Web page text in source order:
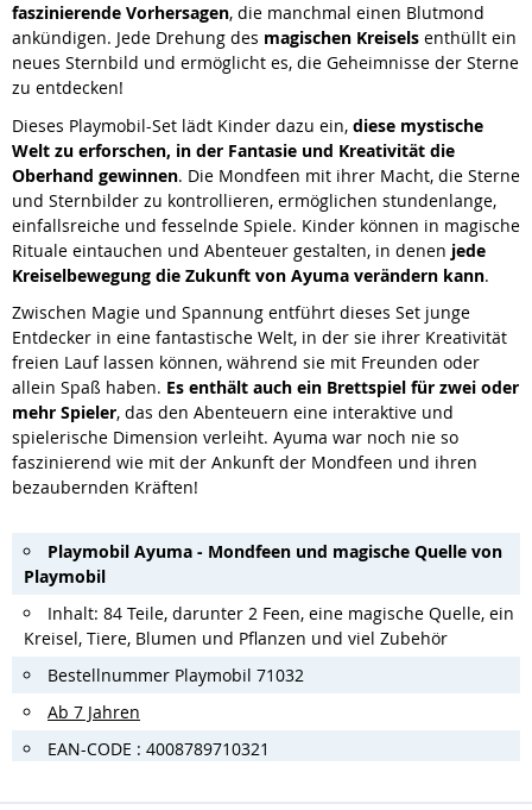
faszinierende Vorhersagen, die manchmal einen Blutmond
ankündigen. Jede Drehung des magischen Kreisels enthüllt ein
neues Sternbild und ermöglicht es, die Geheimnisse der Sterne
zu entdecken!
Dieses Playmobil-Set lädt Kinder dazu ein, diese mystische
Welt zu erforschen, in der Fantasie und Kreativität die
Oberhand gewinnen. Die Mondfeen mit ihrer Macht, die Sterne
und Sternbilder zu kontrollieren, ermöglichen stundenlange,
einfallsreiche und fesselnde Spiele. Kinder können in magische
Rituale eintauchen und Abenteuer gestalten, in denen jede
Kreiselbewegung die Zukunft von Ayuma verändern kann.
Zwischen Magie und Spannung entführt dieses Set junge
Entdecker in eine fantastische Welt, in der sie ihrer Kreativität
freien Lauf lassen können, während sie mit Freunden oder
allein Spaß haben. Es enthält auch ein Brettspiel für zwei oder
mehr Spieler, das den Abenteuern eine interaktive und
spielerische Dimension verleiht. Ayuma war noch nie so
faszinierend wie mit der Ankunft der Mondfeen und ihren
bezaubernden Kräften!
Playmobil Ayuma - Mondfeen und magische Quelle von
Playmobil
Inhalt: 84 Teile, darunter 2 Feen, eine magische Quelle, ein
Kreisel, Tiere, Blumen und Pflanzen und viel Zubehör
Bestellnummer Playmobil 71032
Ab 7 Jahren
EAN-CODE : 4008789710321